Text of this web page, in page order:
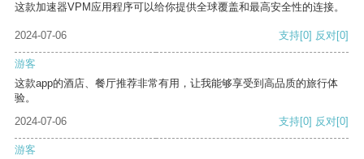
这款加速器VPM应用程序可以给你提供全球覆盖和最高安全性的连接。
2024-07-06 支持[0] 反对[0]
游客
这款app的酒店、餐厅推荐非常有用，让我能够享受到高品质的旅行体
验。
2024-07-06
支持[0] 反对[0]
游客